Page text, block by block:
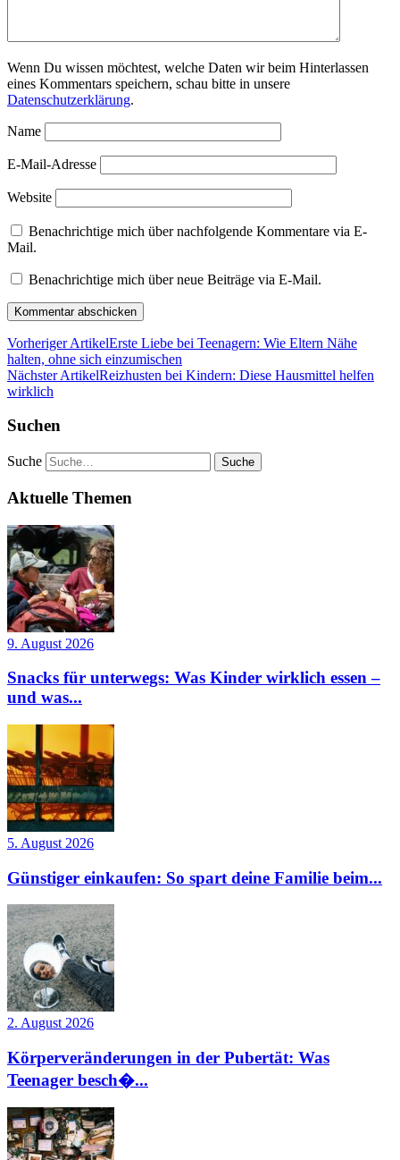
Wenn Du wissen möchtest, welche Daten wir beim Hinterlassen
eines Kommentars speichern, schau bitte in unsere
Datenschutzerklärung.
Name
E-Mail-Adresse
Website
Benachrichtige mich über nachfolgende Kommentare via E-
Mail.
Benachrichtige mich über neue Beiträge via E-Mail.
Vorheriger ArtikelErste Liebe bei Teenagern: Wie Eltern Nähe
halten, ohne sich einzumischen
Nächster ArtikelReizhusten bei Kindern: Diese Hausmittel helfen
wirklich
Suchen
Suche
Aktuelle Themen
9. August 2026
Snacks für unterwegs: Was Kinder wirklich essen –
und was...
5. August 2026
Günstiger einkaufen: So spart deine Familie beim...
2. August 2026
Körperveränderungen in der Pubertät: Was
Teenager besch�...